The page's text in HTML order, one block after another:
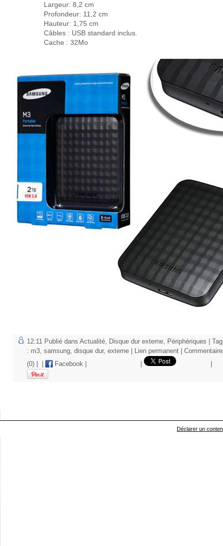
Largeur: 8,2 cm
Profondeur: 11,2 cm
Hauteur: 1,75 cm
Câbles : USB standard inclus.
Cache : 32Mo
12:11 Publié dans Actualité, Disque dur externe, Périphériques |
: m3, samsung, disque dur, externe Lien permanent
(0)
Facebook
Déclarer un